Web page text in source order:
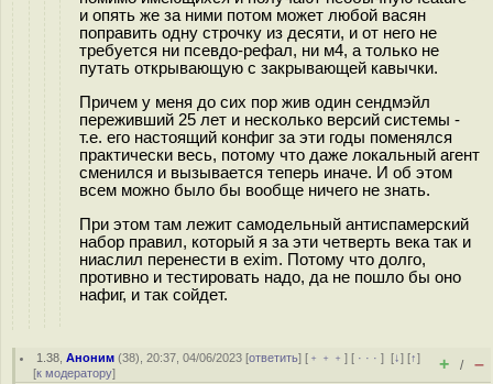
и опять же за ними потом может любой васян
поправить одну строчку из десяти, и от него не
требуется ни псевдо-рефал, ни м4, а только не
путать открывающую с закрывающей кавычки.
Причем у меня до сих пор жив один сендмэйл
переживший 25 лет и несколько версий системы -
т.е. его настоящий конфиг за эти годы поменялся
практически весь, потому что даже локальный агент
сменился и вызывается теперь иначе. И об этом
всем можно было бы вообще ничего не знать.
При этом там лежит самодельный антиспамерский
набор правил, который я за эти четверть века так и
ниаслил перенести в exim. Потому что долго,
противно и тестировать надо, да не пошло бы оно
нафиг, и так сойдет.
1.38 ,Аноним (38), 20:37, 04/06/2023 [ответить] [ ﹢﹢﹢] [ · · ·][↓] [↑]
[к модератору] + / –